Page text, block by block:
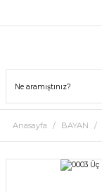
Anasayfa BAYAN